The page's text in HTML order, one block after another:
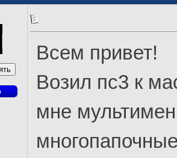
Всем привет!
Возил пс3 к
мне